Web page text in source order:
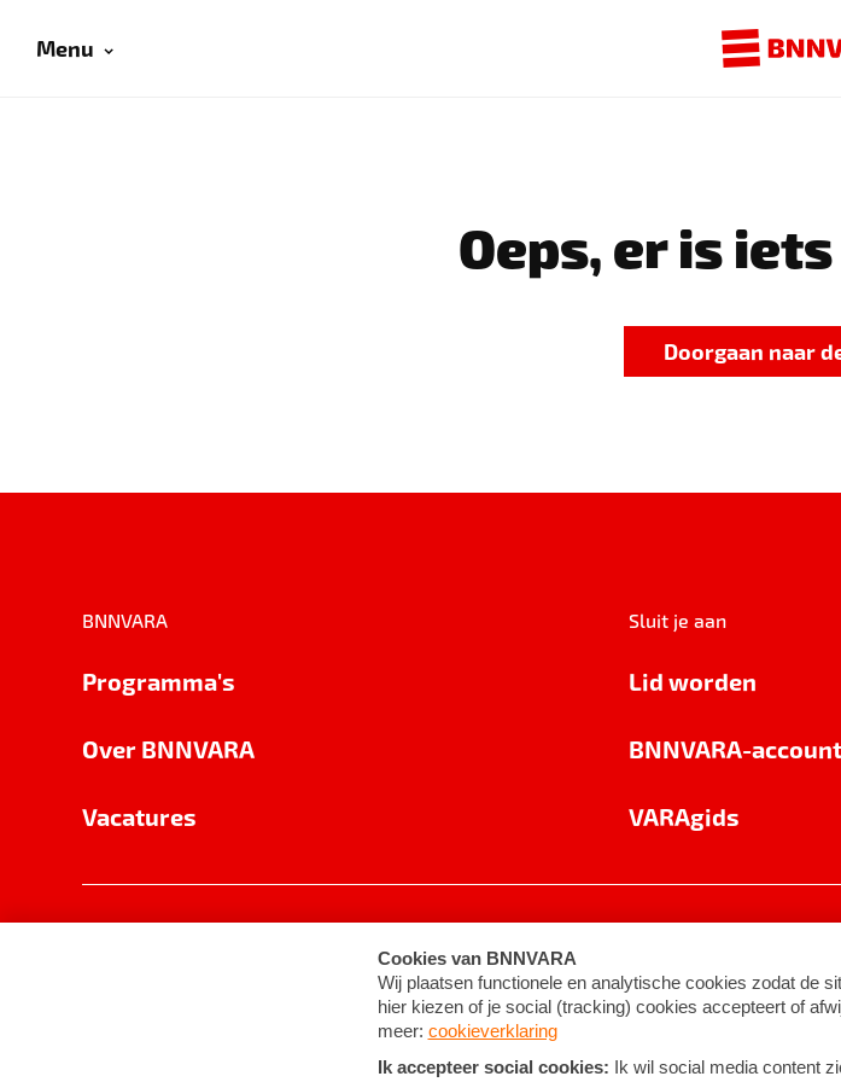
Menu
Oeps, er is
Doorgaan naar
BNNVARA
Programma's
Over BNNVARA
Vacatures
Sluit je aan
Lid worden
BNNVARA-account
VARAgids
Cookie-instellingen Algemene voorwaarden ©2026